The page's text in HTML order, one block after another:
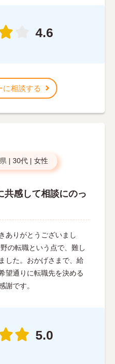
4.6
に相談する
| 30代 | 女性
共感して相談にのっ
ありがとうございまし
の転職という点で、難し
した。おかげさまで、給
望通りに転職先を決める
謝です。
5.0